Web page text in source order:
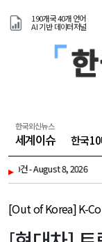
190개국 40개 언어
AI 기반 데이터저널
한국외신뉴스
세계이슈 한국
▸- August 8, 2026
[Out of Korea] K-